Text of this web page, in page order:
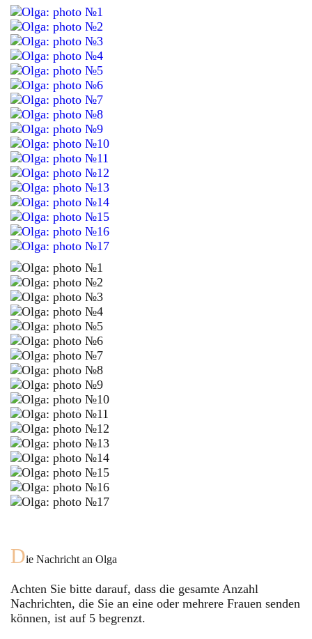
Die Nachricht an Olga
Achten Sie bitte darauf, dass die gesamte Anzahl
Nachrichten, die Sie an eine oder mehrere Frauen senden
können, ist auf 5 begrenzt.